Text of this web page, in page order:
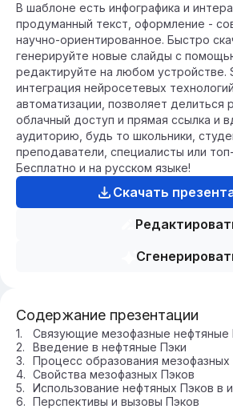
В шаблоне есть инфографика и
продуманный текст, оформление -
научно-ориентированное. Быстро
генерируйте новые слайды с
редактируйте на любом устройстве.
интеграция нейросетевых
автоматизации, позволяет делиться
облачный доступ и прямая ссылка и
аудиторию, будь то школьники,
преподаватели, специалисты или
Бесплатно и на русском языке!
Скачать
Содержание презентации
Связующие мезофазные нефтяные
Введение в нефтяные Пэки
Процесс образования мезофазных
Свойства мезофазных Пэков
Использование нефтяных Пэков в
Перспективы и вызовы Пэков